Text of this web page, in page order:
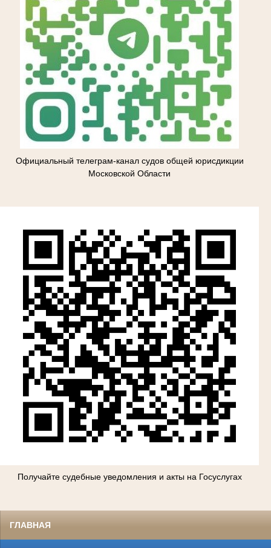
Официальный телеграм-канал судов общей юрисдикции
Московской Области
Получайте судебные уведомления и акты на Госуслугах
ГЛАВНАЯ